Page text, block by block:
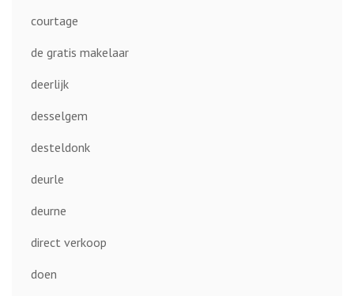
courtage
de gratis makelaar
deerlijk
desselgem
desteldonk
deurle
deurne
direct verkoop
doen